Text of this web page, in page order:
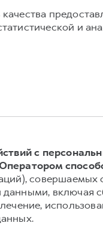
и
с
совершаемых
включая